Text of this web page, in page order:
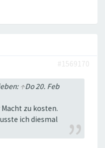
#1569170
↑Do 20. Feb
zu kosten.
ich diesmal